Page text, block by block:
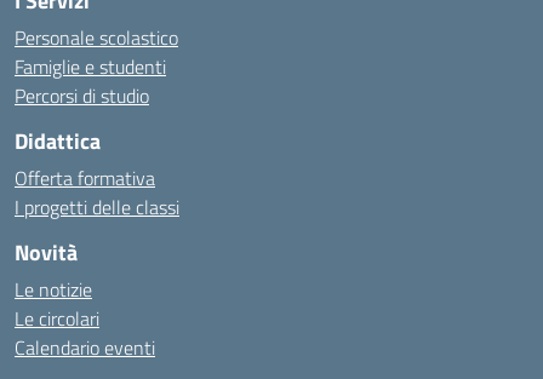
Personale scolastico
Famiglie e studenti
Percorsi di studio
Didattica
Offerta formativa
I progetti delle classi
Novità
Le notizie
Le circolari
Calendario eventi